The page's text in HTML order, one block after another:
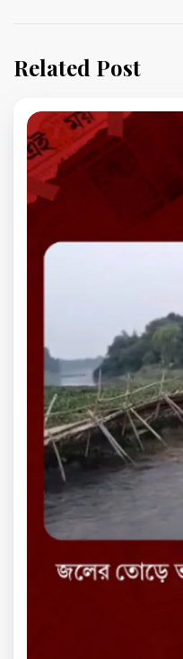
Related Post